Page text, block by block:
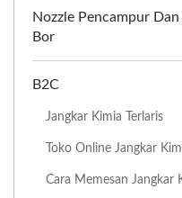
Nozzle Pencampur
Bor
B2C
Jangkar Kimia Terlaris
Toko Online Jangkar
Cara Memesan Jangkar